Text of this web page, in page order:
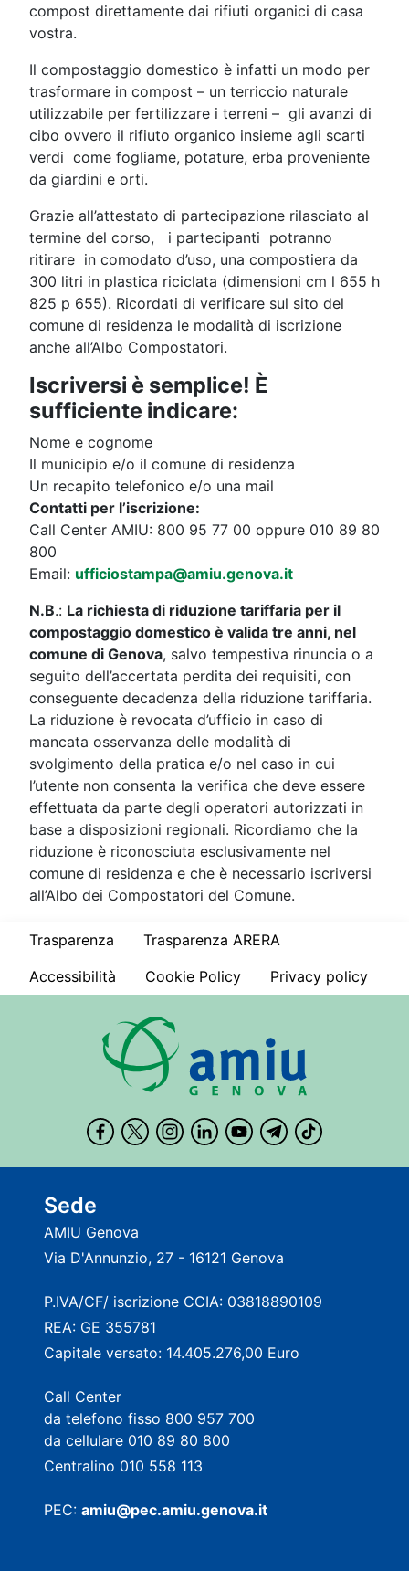
compost direttamente dai rifiuti organici di casa
vostra.
Il compostaggio domestico è infatti un modo per
trasformare in compost – un terriccio naturale
utilizzabile per fertilizzare i terreni – gli avanzi di
cibo ovvero il rifiuto organico insieme agli scarti
verdi come fogliame, potature, erba proveniente
da giardini e orti.
Grazie all’attestato di partecipazione rilasciato al
termine del corso, i partecipanti potranno
ritirare in comodato d’uso, una compostiera da
300 litri in plastica riciclata (dimensioni cm l 655 h
825 p 655). Ricordati di verificare sul sito del
comune di residenza le modalità di iscrizione
anche all’Albo Compostatori.
Iscriversi è semplice! È
sufficiente indicare:
Nome e cognome
Il municipio e/o il comune di residenza
Un recapito telefonico e/o una mail
Contatti per l’iscrizione:
Call Center AMIU: 800 95 77 00 oppure 010 89 80
800
Email: ufficiostampa@amiu.genova.it
N.B.: La richiesta di riduzione tariffaria per il
compostaggio domestico è valida tre anni, nel
comune di Genova, salvo tempestiva rinuncia o a
seguito dell’accertata perdita dei requisiti, con
conseguente decadenza della riduzione tariffaria.
La riduzione è revocata d’ufficio in caso di
mancata osservanza delle modalità di
svolgimento della pratica e/o nel caso in cui
l’utente non consenta la verifica che deve essere
effettuata da parte degli operatori autorizzati in
base a disposizioni regionali. Ricordiamo che la
riduzione è riconosciuta esclusivamente nel
comune di residenza e che è necessario iscriversi
all’Albo dei Compostatori del Comune.
Trasparenza
Trasparenza ARERA
Accessibilità
Cookie Policy Privacy policy
Sede
AMIU Genova
Via D'Annunzio, 27 - 16121 Genova
P.IVA/CF/ iscrizione CCIA: 03818890109
REA: GE 355781
Capitale versato: 14.405.276,00 Euro
Call Center
da telefono fisso 800 957 700
da cellulare 010 89 80 800
Centralino 010 558 113
PEC: amiu@pec.amiu.genova.it